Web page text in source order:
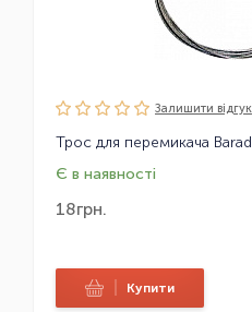
Залишити вiдгук
Є в наявності
18грн.
Купити